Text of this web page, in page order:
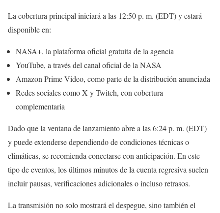
La cobertura principal iniciará a las 12:50 p. m. (EDT) y estará
disponible en:
NASA+, la plataforma oficial gratuita de la agencia
YouTube, a través del canal oficial de la NASA
Amazon Prime Video, como parte de la distribución anunciada
Redes sociales como X y Twitch, con cobertura
complementaria
Dado que la ventana de lanzamiento abre a las 6:24 p. m. (EDT)
y puede extenderse dependiendo de condiciones técnicas o
climáticas, se recomienda conectarse con anticipación. En este
tipo de eventos, los últimos minutos de la cuenta regresiva suelen
incluir pausas, verificaciones adicionales o incluso retrasos.
La transmisión no solo mostrará el despegue, sino también el